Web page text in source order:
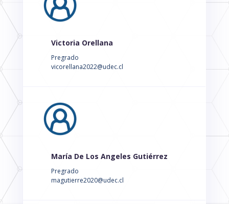
Victoria Orellana
Pregrado
vicorellana2022@udec.cl
María De Los Angeles Gutiérrez
Pregrado
magutierre2020@udec.cl